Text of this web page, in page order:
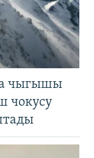
чыгышы
чокусу